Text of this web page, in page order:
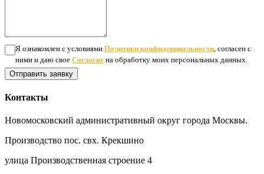
Я ознакомлен с условиями Политики конфиденциальности , согласен с
ними и даю свое Согласие на обработку моих персональных данных.
Отправить заявку
Контакты
Новомосковский административный округ города Москвы.
Производство пос. свх. Крекшино
улица Производственная строение 4